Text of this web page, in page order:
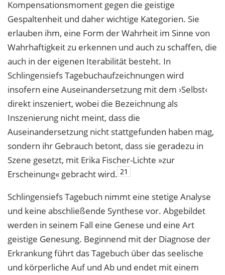
Kompensationsmoment gegen die geistige
Gespaltenheit und daher wichtige Kategorien. Sie
erlauben ihm, eine Form der Wahrheit im Sinne von
Wahrhaftigkeit zu erkennen und auch zu schaffen, die
auch in der eigenen Iterabilität besteht. In
Schlingensiefs Tagebuchaufzeichnungen wird
insofern eine Auseinandersetzung mit dem ›Selbst‹
direkt inszeniert, wobei die Bezeichnung als
Inszenierung nicht meint, dass die
Auseinandersetzung nicht stattgefunden haben mag,
sondern ihr Gebrauch betont, dass sie geradezu in
Szene gesetzt, mit Erika Fischer-Lichte »zur
Erscheinung« gebracht wird. 21
Schlingensiefs Tagebuch nimmt eine stetige Analyse
und keine abschließende Synthese vor. Abgebildet
werden in seinem Fall eine Genese und eine Art
geistige Genesung. Beginnend mit der Diagnose der
Erkrankung führt das Tagebuch über das seelische
und körperliche Auf und Ab und endet mit einem